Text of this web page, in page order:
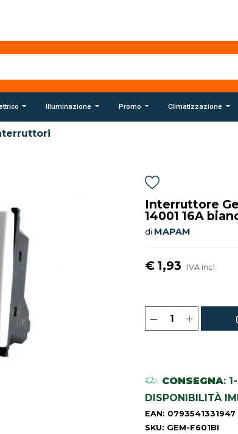
Illuminazione Promo Climatizzazione
Interruttore
14001 16A
di MAPAM
€ 1,93 IVA incl.
CONSEGNA:
DISPONIBILITÀ
EAN: 0793541331947
SKU: GEM-F601BI